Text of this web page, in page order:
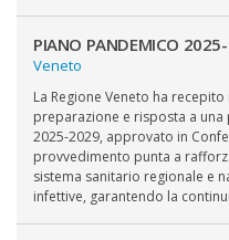
PIANO PANDEMICO
Veneto
La Regione Veneto ha
preparazione e risposta a
2025-2029, approvato in
provvedimento punta a
sistema sanitario regionale e
infettive, garantendo la